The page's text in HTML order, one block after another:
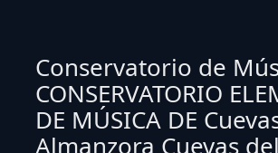
Conservatorio de
CONSERVATORIO
DE MÚSICA DE
Almanzora Cuevas del